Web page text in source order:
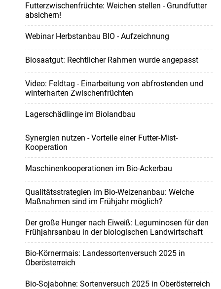
Futterzwischenfrüchte: Weichen stellen - Grundfutter
absichern!
Webinar Herbstanbau BIO - Aufzeichnung
Biosaatgut: Rechtlicher Rahmen wurde angepasst
Video: Feldtag - Einarbeitung von abfrostenden und
winterharten Zwischenfrüchten
Lagerschädlinge im Biolandbau
Synergien nutzen - Vorteile einer Futter-Mist-
Kooperation
Maschinenkooperationen im Bio-Ackerbau
Qualitätsstrategien im Bio-Weizenanbau: Welche
Maßnahmen sind im Frühjahr möglich?
Der große Hunger nach Eiweiß: Leguminosen für den
Frühjahrsanbau in der biologischen Landwirtschaft
Bio-Körnermais: Landessortenversuch 2025 in
Oberösterreich
Bio-Sojabohne: Sortenversuch 2025 in Oberösterreich